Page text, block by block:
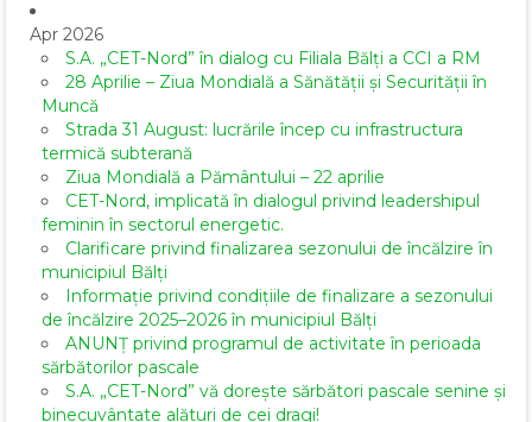
Apr 2026
S.A. „CET-Nord” în dialog cu Filiala Bălți a CCI a RM
28 Aprilie – Ziua Mondială a Sănătății și Securității în
Muncă
Strada 31 August: lucrările încep cu infrastructura
termică subterană
Ziua Mondială a Pământului – 22 aprilie
CET-Nord, implicată în dialogul privind leadershipul
feminin în sectorul energetic.
Clarificare privind finalizarea sezonului de încălzire în
municipiul Bălți
Informație privind condițiile de finalizare a sezonului
de încălzire 2025–2026 în municipiul Bălți
ANUNȚ privind programul de activitate în perioada
sărbătorilor pascale
S.A. „CET-Nord” vă dorește sărbători pascale senine și
binecuvântate alături de cei dragi!